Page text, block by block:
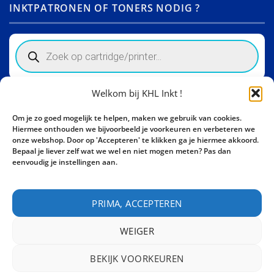
Welkom bij KHL Inkt !
Om je zo goed mogelijk te helpen, maken we gebruik van cookies.
Hiermee onthouden we bijvoorbeeld je voorkeuren en verbeteren we
onze webshop. Door op 'Accepteren' te klikken ga je hiermee akkoord.
Bepaal je liever zelf wat we wel en niet mogen meten? Pas dan
eenvoudig je instellingen aan.
PRIMA, ACCEPTEREN
WEIGER
BEKIJK VOORKEUREN
INKTPATRONEN OF TONERS NODIG ?
Products
search
Activity Invest BV - KHL, Kempische Steenweg 274
3500 Hasselt - België BE0862447190
Bel ons nu:+32 11 261499